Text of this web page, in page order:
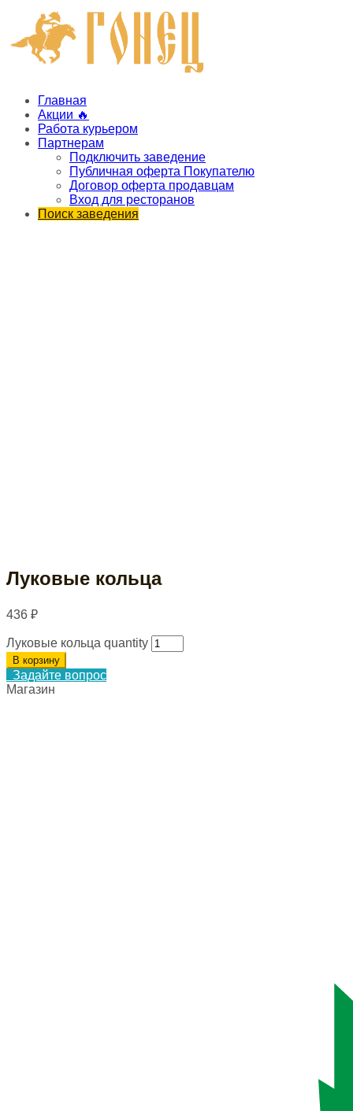
Главная
Акции 🔥
Работа курьером
Партнерам
Подключить заведение
Публичная оферта Покупателю
Договор оферта продавцам
Вход для ресторанов
Поиск заведения
Луковые кольца
436 ₽
Луковые кольца quantity
В корзину
Задайте вопрос
Магазин